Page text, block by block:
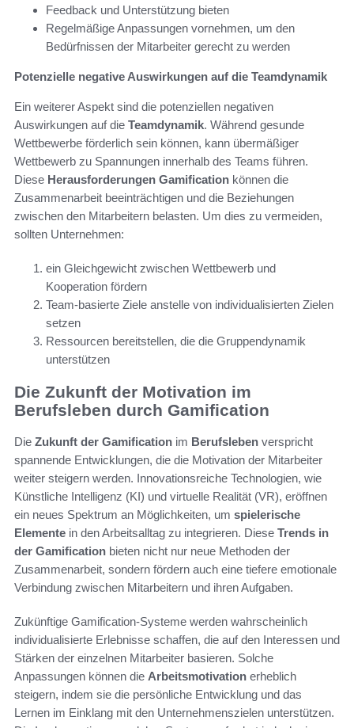
Feedback und Unterstützung bieten
Regelmäßige Anpassungen vornehmen, um den
Bedürfnissen der Mitarbeiter gerecht zu werden
Potenzielle negative Auswirkungen auf die Teamdynamik
Ein weiterer Aspekt sind die potenziellen negativen
Auswirkungen auf die Teamdynamik. Während gesunde
Wettbewerbe förderlich sein können, kann übermäßiger
Wettbewerb zu Spannungen innerhalb des Teams führen.
Diese Herausforderungen Gamification können die
Zusammenarbeit beeinträchtigen und die Beziehungen
zwischen den Mitarbeitern belasten. Um dies zu vermeiden,
sollten Unternehmen:
ein Gleichgewicht zwischen Wettbewerb und
Kooperation fördern
Team-basierte Ziele anstelle von individualisierten Zielen
setzen
Ressourcen bereitstellen, die die Gruppendynamik
unterstützen
Die Zukunft der Motivation im
Berufsleben durch Gamification
Die Zukunft der Gamification im Berufsleben verspricht
spannende Entwicklungen, die die Motivation der Mitarbeiter
weiter steigern werden. Innovationsreiche Technologien, wie
Künstliche Intelligenz (KI) und virtuelle Realität (VR), eröffnen
ein neues Spektrum an Möglichkeiten, um spielerische
Elemente in den Arbeitsalltag zu integrieren. Diese Trends in
der Gamification bieten nicht nur neue Methoden der
Zusammenarbeit, sondern fördern auch eine tiefere emotionale
Verbindung zwischen Mitarbeitern und ihren Aufgaben.
Zukünftige Gamification-Systeme werden wahrscheinlich
individualisierte Erlebnisse schaffen, die auf den Interessen und
Stärken der einzelnen Mitarbeiter basieren. Solche
Anpassungen können die Arbeitsmotivation erheblich
steigern, indem sie die persönliche Entwicklung und das
Lernen im Einklang mit den Unternehmenszielen unterstützen.